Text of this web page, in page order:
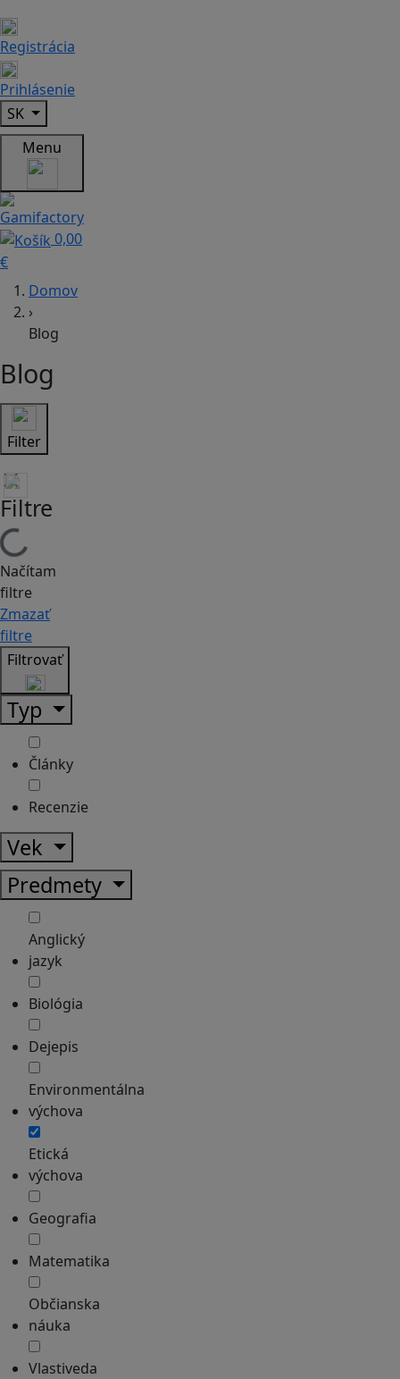
Registrácia
Prihlásenie
SK
Menu
0,00
€
Domov
›
Blog
Blog
Filter
Filtre
Načítam
filtre
Zmazať
filtre
Filtrovať
Typ
Články
Recenzie
Vek
Predmety
Anglický
jazyk
Biológia
Dejepis
Environmentálna
výchova
Etická
výchova
Geografia
Matematika
Občianska
náuka
Vlastiveda